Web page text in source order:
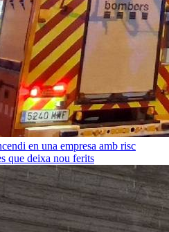
en una empresa amb risc
que deixa nou ferits